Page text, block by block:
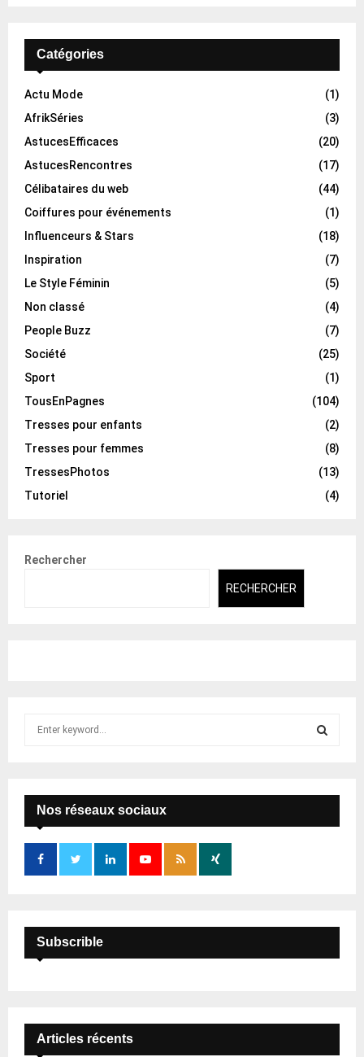
Catégories
Actu Mode
(1)
AfrikSéries
(3)
AstucesEfficaces
(20)
AstucesRencontres
(17)
Célibataires du web
(44)
Coiffures pour événements
(1)
Influenceurs & Stars
(18)
Inspiration
(7)
Le Style Féminin
(5)
Non classé
(4)
People Buzz
(7)
Société
(25)
Sport
(1)
TousEnPagnes
(104)
Tresses pour enfants
(2)
Tresses pour femmes
(8)
TressesPhotos
(13)
Tutoriel
(4)
Rechercher
RECHERCHER
f
o
:
E
A
H
Nos réseaux sociaux
Subscrible
Articles récents